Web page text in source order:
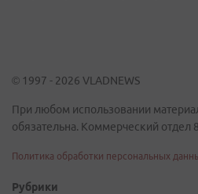
© 1997 - 2026 VLADNEWS
При любом использовании
обязательна. Коммерческий отдел
Политика обработки персональных
Рубрики